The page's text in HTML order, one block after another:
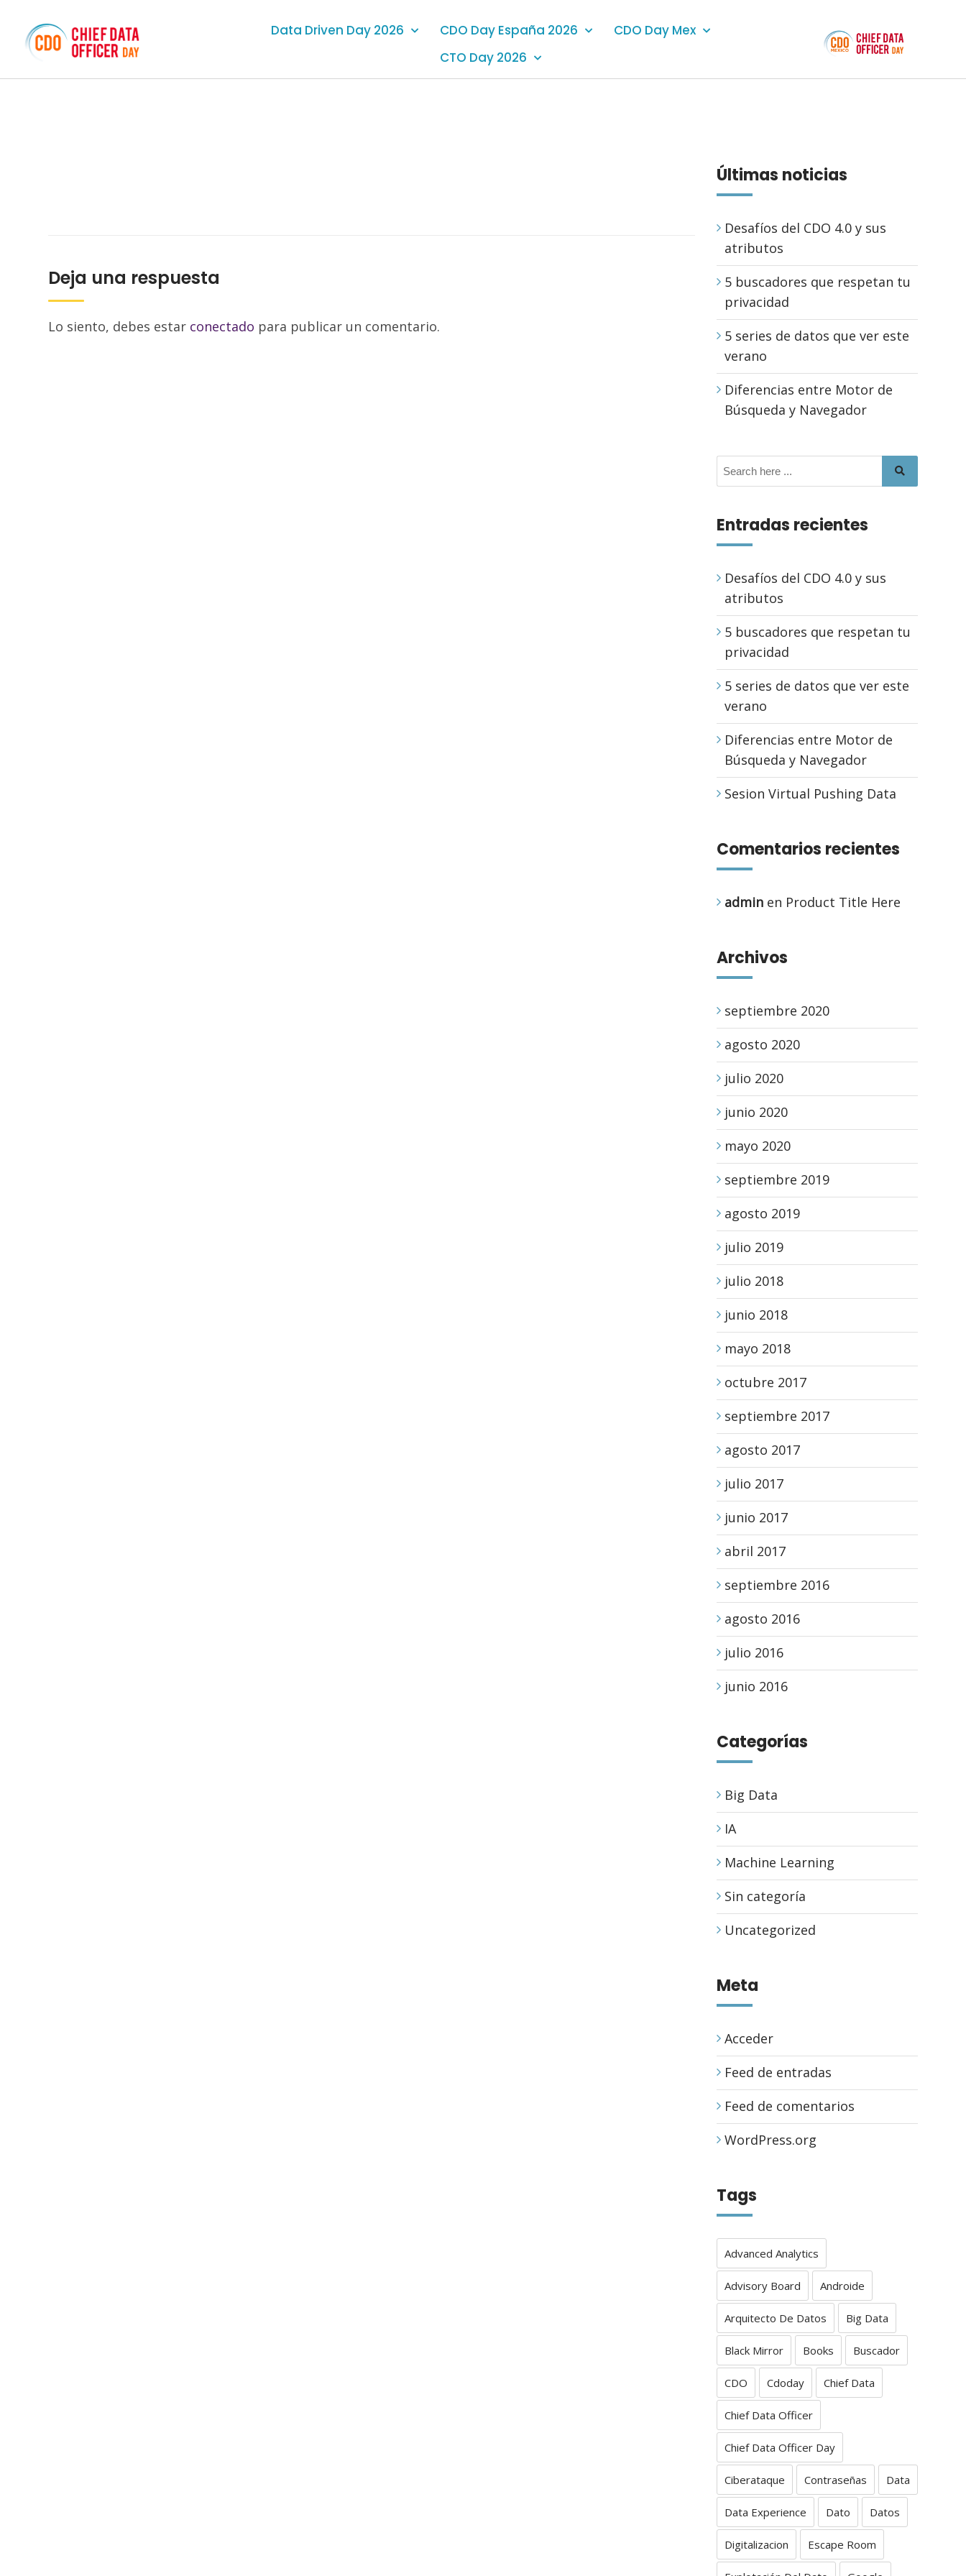
Data Driven Day 2026 CDO Day España 2026
CDO Day Mex
CTO Day 2026
Deja una respuesta
Lo siento, debes estar conectado para publicar un comentario.
Últimas noticias
Desafíos del CDO 4.0 y sus
atributos
5 buscadores que respetan tu
privacidad
5 series de datos que ver este
verano
Diferencias entre Motor de
Búsqueda y Navegador
Entradas recientes
Desafíos del CDO 4.0 y sus
atributos
5 buscadores que respetan tu
privacidad
5 series de datos que ver este
verano
Diferencias entre Motor de
Búsqueda y Navegador
Sesion Virtual Pushing Data
Comentarios recientes
admin en Product Title Here
Archivos
septiembre 2020
agosto 2020
julio 2020
junio 2020
mayo 2020
septiembre 2019
agosto 2019
julio 2019
julio 2018
junio 2018
mayo 2018
octubre 2017
septiembre 2017
agosto 2017
julio 2017
junio 2017
abril 2017
septiembre 2016
agosto 2016
julio 2016
junio 2016
Categorías
Big Data
IA
Machine Learning
Sin categoría
Uncategorized
Meta
Acceder
Feed de entradas
Feed de comentarios
WordPress.org
Tags
Advanced Analytics
Advisory Board Androide
Arquitecto De Datos Big Data
Black Mirror Books Buscador
CDO Cdoday Chief Data
Chief Data Officer
Chief Data Officer Day
Ciberataque Contraseñas Data
Data Experience Dato Datos
Digitalizacion Escape Room